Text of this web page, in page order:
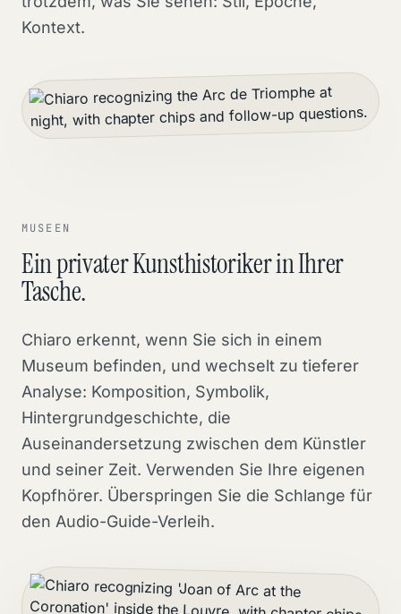
Kontext.
MUSEEN
Ein privater Kunsthistoriker in Ihrer
Tasche.
Chiaro erkennt, wenn Sie sich in einem
Museum befinden, und wechselt zu tieferer
Analyse: Komposition, Symbolik,
Hintergrundgeschichte, die
Auseinandersetzung zwischen dem Künstler
und seiner Zeit. Verwenden Sie Ihre eigenen
Kopfhörer. Überspringen Sie die Schlange für
den Audio-Guide-Verleih.